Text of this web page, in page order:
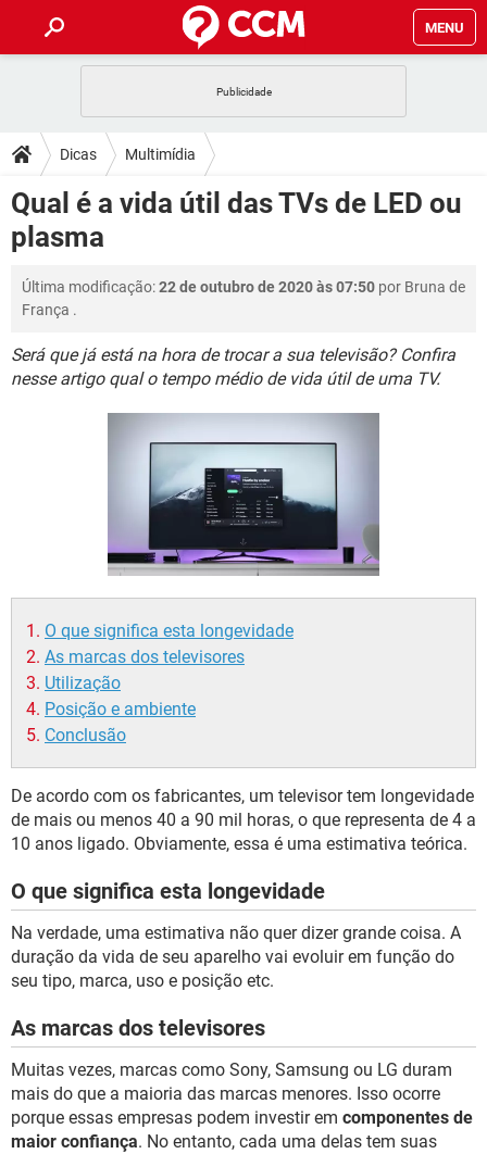
MENU
CELULAR
OUTLOOK EXCEL
INSTAGRAM
DICAS
JOGOS
CELULAR FACEBOOK
INSTAGRAM GMAIL
DOWNLOADS
JOGOS
OUTLOOK
INSTAGRAM
GUIA DE COMPRAS
FÓRUM
JOGOS WHATSAPP
OUTLOOK EXCEL
GLOSSÁRIO
JOGOS WHATSAPP
CELULAR FACEBOOK
Dicas Multimídia
Qual é a vida útil das TVs de LED ou
plasma
Última modificação:22 de outubro de 2020 às 07:50 por Bruna de
França .
Será que já está na hora de trocar a sua televisão? Confira
nesse artigo qual o tempo médio de vida útil de uma TV.
O que significa esta longevidade
As marcas dos televisores
Utilização
Posição e ambiente
Conclusão
De acordo com os fabricantes, um televisor tem longevidade
de mais ou menos 40 a 90 mil horas, o que representa de 4 a
10 anos ligado. Obviamente, essa é uma estimativa teórica.
O que significa esta longevidade
Na verdade, uma estimativa não quer dizer grande coisa. A
duração da vida de seu aparelho vai evoluir em função do
seu tipo, marca, uso e posição etc.
As marcas dos televisores
Muitas vezes, marcas como Sony, Samsung ou LG duram
mais do que a maioria das marcas menores. Isso ocorre
porque essas empresas podem investir em componentes de
maior confiança. No entanto, cada uma delas tem suas